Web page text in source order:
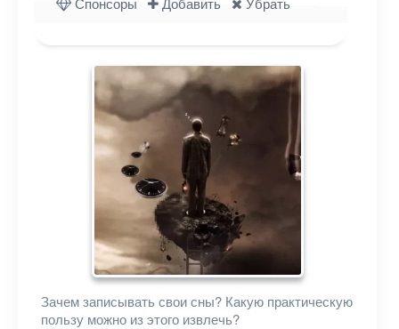
Зачем записывать свои сны? Какую практическую
пользу можно из этого извлечь?